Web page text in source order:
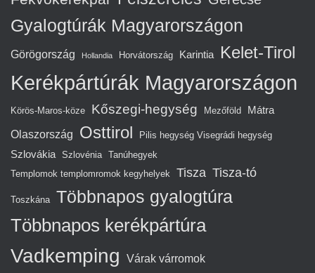
Gyalogtúrák Magyarországon
Görögország Hollandia Horvátország Karintia Kelet-Tirol
Kerékpártúrák Magyarországon
Körös-Maros-köze Kőszegi-hegység Mezőföld Mátra
Olaszország Osttirol Pilis hegység Visegrádi hegység
Szlovákia Szlovénia Tanúhegyek
Templomok templomromok kegyhelyek Tisza Tisza-tó
Toszkána Többnapos gyalogtúra
Többnapos kerékpártúra
Vadkemping Várak várromok